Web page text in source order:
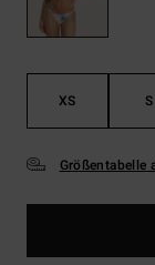
XS S
Größentabelle